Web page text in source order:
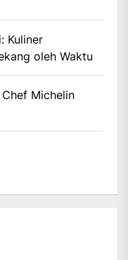
Kuliner
oleh Waktu
Michelin